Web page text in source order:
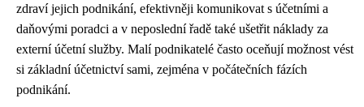
zdraví jejich podnikání, efektivněji komunikovat s účetními a
daňovými poradci a v neposlední řadě také ušetřit náklady za
externí účetní služby. Malí podnikatelé často oceňují možnost vést
si základní účetnictví sami, zejména v počátečních fázích
podnikání.